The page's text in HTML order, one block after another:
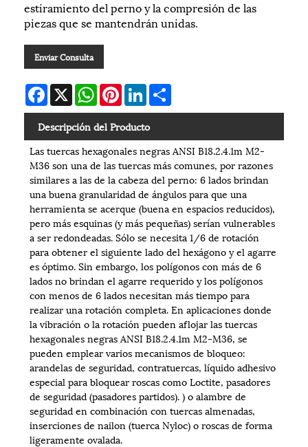
estiramiento del perno y la compresión de las
piezas que se mantendrán unidas.
Enviar Consulta
Facebook
X WhatsAppPinterestLinkedIn
Descripción del Producto
Las tuercas hexagonales negras ANSI B18.2.4.1m M2-
M36 son una de las tuercas más comunes, por razones
similares a las de la cabeza del perno: 6 lados brindan
una buena granularidad de ángulos para que una
herramienta se acerque (buena en espacios reducidos),
pero más esquinas (y más pequeñas) serían vulnerables
a ser redondeadas. Sólo se necesita 1/6 de rotación
para obtener el siguiente lado del hexágono y el agarre
es óptimo. Sin embargo, los polígonos con más de 6
lados no brindan el agarre requerido y los polígonos
con menos de 6 lados necesitan más tiempo para
realizar una rotación completa. En aplicaciones donde
la vibración o la rotación pueden aflojar las tuercas
hexagonales negras ANSI B18.2.4.1m M2-M36, se
pueden emplear varios mecanismos de bloqueo:
arandelas de seguridad, contratuercas, líquido adhesivo
especial para bloquear roscas como Loctite, pasadores
de seguridad (pasadores partidos). ) o alambre de
seguridad en combinación con tuercas almenadas,
inserciones de nailon (tuerca Nyloc) o roscas de forma
ligeramente ovalada.